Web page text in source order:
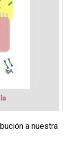
a nuestra